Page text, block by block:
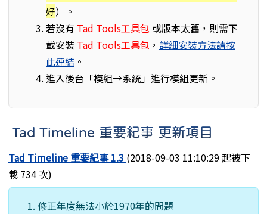
好）。
若沒有 Tad Tools工具包 或版本太舊，則需下
載安裝 Tad Tools工具包 ， 詳細安裝方法請按
此連結 。
進入後台「模組→系統」進行模組更新。
Tad Timeline 重要紀事 更新項目
Tad Timeline 重要紀事 1.3 (2018-09-03 11:10:29 起被下
載 734 次)
修正年度無法小於1970年的問題